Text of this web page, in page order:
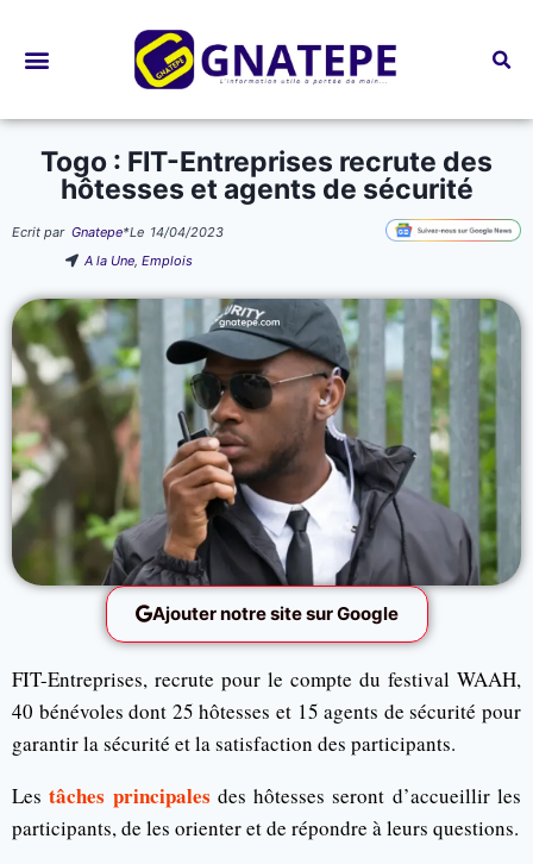
Togo : FIT-Entreprises recrute des
hôtesses et agents de sécurité
Ecrit par Gnatepe*Le 14/04/2023
A la Une,Emplois
Ajouter notre site sur Google
FIT-Entreprises, recrute pour le compte du festival WAAH,
40 bénévoles dont 25 hôtesses et 15 agents de sécurité pour
garantir la sécurité et la satisfaction des participants.
Lestâches principales des hôtesses seront d’accueillir les
participants, de les orienter et de répondre à leurs questions.